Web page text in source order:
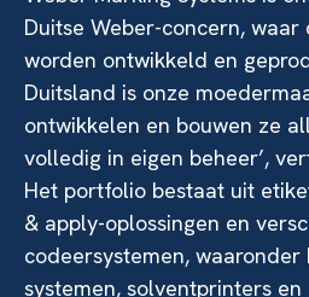
Duitse Weber-concern, waar
worden ontwikkeld en
Duitsland is onze
ontwikkelen en bouwen ze
volledig in eigen beheer’,
Het portfolio bestaat uit
& apply-oplossingen en
codeersystemen, waaronder
systemen, solventprinters